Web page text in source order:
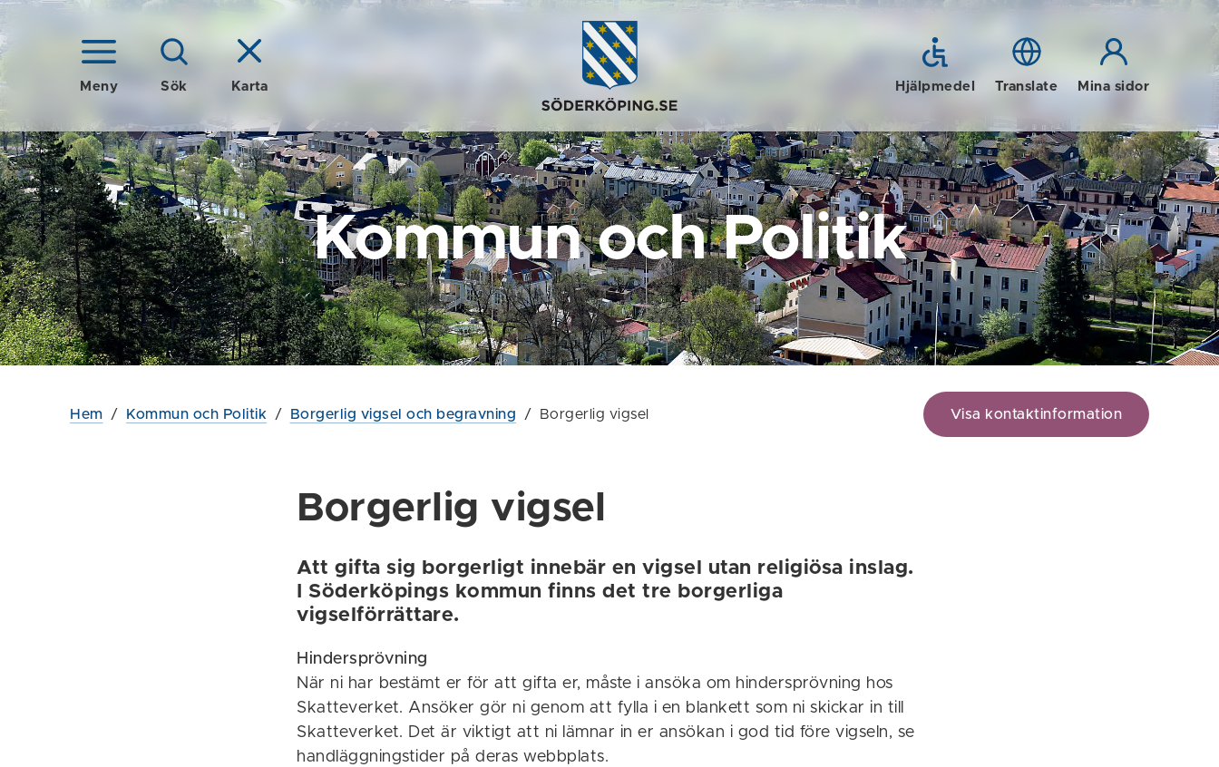
Meny Sök Karta Hjälpmedel Translate Mina sidor
Kommun och Politik
Hem / Kommun och Politik / Borgerlig vigsel och begravning / Borgerlig vigsel Visa kontaktinformation
Borgerlig vigsel
Att gifta sig borgerligt innebär en vigsel utan religiösa inslag.
I Söderköpings kommun finns det tre borgerliga
vigselförrättare.
Hindersprövning
När ni har bestämt er för att gifta er, måste i ansöka om hindersprövning hos
Skatteverket. Ansöker gör ni genom att fylla i en blankett som ni skickar in till
Skatteverket. Det är viktigt att ni lämnar in er ansökan i god tid före vigseln, se
handläggningstider på deras webbplats.